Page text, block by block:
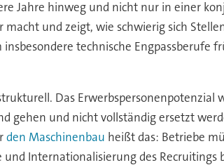
Jahre hinweg und nicht nur in einer
macht und zeigt, wie schwierig sich
technische Engpassberufe
Das
gehen und nicht vollständig ersetzt
den Maschinenbau heißt das: Betriebe
Internationalisierung des